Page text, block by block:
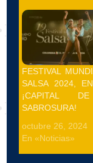
FESTIVAL
SALSA 2024,
¡CAPITAL
SABROSURA!
octubre 26, 2024
En «Noticias»